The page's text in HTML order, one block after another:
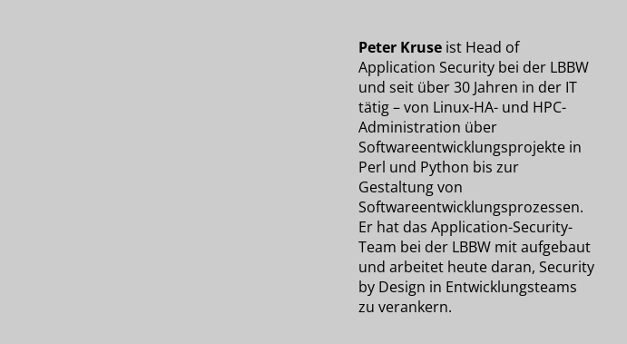
Peter Kruseist Head of
Application Security bei der LBBW
und seit über 30 Jahren in der IT
tätig – von Linux-HA- und HPC-
Administration über
Softwareentwicklungsprojekte in
Perl und Python bis zur
Gestaltung von
Softwareentwicklungsprozessen.
Er hat das Application-Security-
Team bei der LBBW mit aufgebaut
und arbeitet heute daran, Security
by Design in Entwicklungsteams
zu verankern.